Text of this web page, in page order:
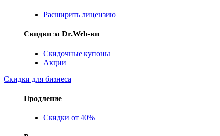
Расширить лицензию
Скидки за Dr.Web-ки
Скидочные купоны
Акции
Скидки для бизнеса
Продление
Скидки от 40%